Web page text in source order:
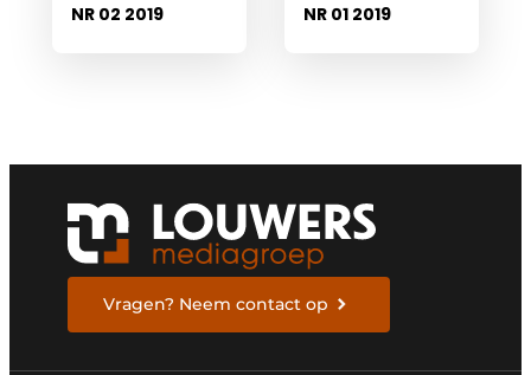
NR 02 2019 NR 01 2019
Vragen? Neem contact op